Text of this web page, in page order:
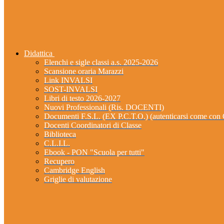
Didattica
Elenchi e sigle classi a.s. 2025-2026
Scansione oraria Marazzi
Link INVALSI
SOST-INVALSI
Libri di testo 2026-2027
Nuovi Professionali (Ris. DOCENTI)
Documenti F.S.L. (EX P.C.T.O.) (autenticarsi come
Docenti Coordinatori di Classe
Biblioteca
C.L.I.L.
Ebook - PON "Scuola per tutti"
Recupero
Cambridge English
Griglie di valutazione